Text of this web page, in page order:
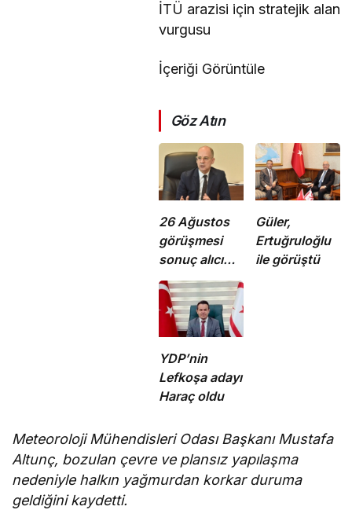
İTÜ arazisi için stratejik alan
vurgusu
İçeriği Görüntüle
Göz Atın
26 Ağustos
görüşmesi
sonuç alıcı
5+1 için ilk
adım
Güler,
Ertuğruloğlu
ile görüştü
YDP’nin
Lefkoşa adayı
Haraç oldu
Meteoroloji Mühendisleri Odası Başkanı Mustafa
Altunç, bozulan çevre ve plansız yapılaşma
nedeniyle halkın yağmurdan korkar duruma
geldiğini kaydetti.